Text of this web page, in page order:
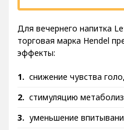
Для вечернего напитка
торговая марка Hendel
эффекты:
снижение чувства
стимуляцию
уменьшение